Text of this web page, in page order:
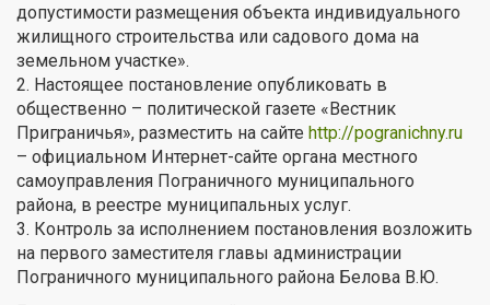
допустимости размещения объекта индивидуального
жилищного строительства или садового дома на
земельном участке».
2. Настоящее постановление опубликовать в
общественно – политической газете «Вестник
Приграничья», разместить на сайте http://pogranichny.ru
– официальном Интернет-сайте органа местного
самоуправления Пограничного муниципального
района, в реестре муниципальных услуг.
3. Контроль за исполнением постановления возложить
на первого заместителя главы администрации
Пограничного муниципального района Белова В.Ю.